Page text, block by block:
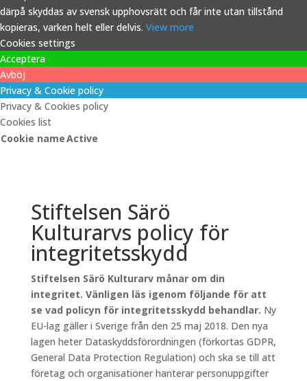
därpå skyddas av svensk upphovsrätt och får inte utan tillstånd
kopieras, varken helt eller delvis. View more
Cookies settings
Acceptera
Avböj
Privacy & Cookie policy
Privacy & Cookies policy
Cookies list
Cookie nameActive
Stiftelsen Särö
Kulturarvs policy för
integritetsskydd
Stiftelsen Särö Kulturarv månar om din
integritet. Vänligen läs igenom följande för att
se vad policyn för integritetsskydd behandlar. Ny
EU-lag gäller i Sverige från den 25 maj 2018. Den nya
lagen heter Dataskyddsförordningen (förkortas GDPR,
General Data Protection Regulation) och ska se till att
företag och organisationer hanterar personuppgifter